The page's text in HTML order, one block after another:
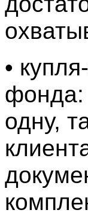
•
фонда:
одну,